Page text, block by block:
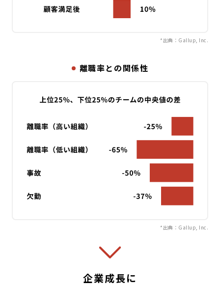
*出典：Gallup, Inc.
離職率との関係性
*出典：Gallup, Inc.
企業成長に